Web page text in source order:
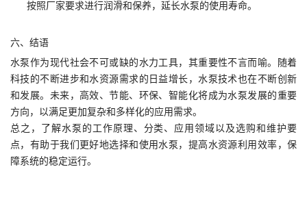
按照厂家要求进行润滑和保养，延长水泵的使用寿命。
六、结语
水泵作为现代社会不可或缺的水力工具，其重要性不言而喻。随着
科技的不断进步和水资源需求的日益增长，水泵技术也在不断创新
和发展。未来，高效、节能、环保、智能化将成为水泵发展的重要
方向，以满足更加复杂和多样化的应用需求。
总之，了解水泵的工作原理、分类、应用领域以及选购和维护要
点，有助于我们更好地选择和使用水泵，提高水资源利用效率，保
障系统的稳定运行。